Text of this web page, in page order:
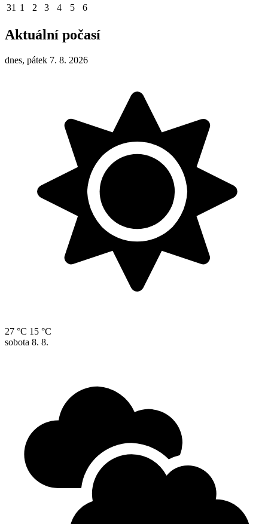
31 1 2 3 4 5 6
Aktuální počasí
dnes, pátek 7. 8. 2026
27 °C 15 °C
sobota 8. 8.